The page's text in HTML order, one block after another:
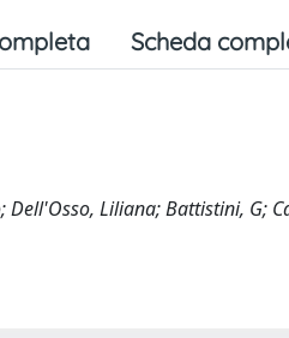
Scheda
Dell'Osso, Liliana; Battistini, G;